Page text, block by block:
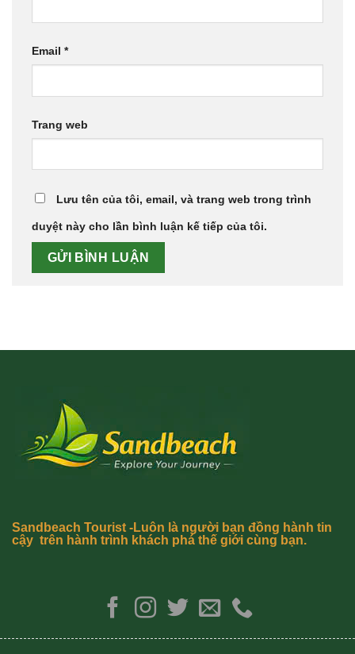
Email *
Trang web
Lưu tên của tôi, email, và trang web trong trình
duyệt này cho lần bình luận kế tiếp của tôi.
Sandbeach Tourist -Luôn là người bạn đồng hành tin
cậy trên hành trình khách phá thế giới cùng bạn.